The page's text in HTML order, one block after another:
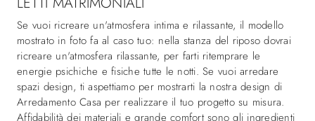
Se vuoi ricreare un'atmosfera intima e rilassante, il modello
mostrato in foto fa al caso tuo: nella stanza del riposo dovrai
ricreare un'atmosfera rilassante, per farti ritemprare le
energie psichiche e fisiche tutte le notti. Se vuoi arredare
spazi design, ti aspettiamo per mostrarti la nostra design di
Arredamento Casa per realizzare il tuo progetto su misura.
Affidabilità dei materiali e grande comfort sono gli ingredienti